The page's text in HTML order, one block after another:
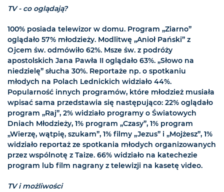
TV - co oglądają?
100% posiada telewizor w domu. Program „Ziarno”
oglądało 57% młodzieży. Modlitwę „Anioł Pański” z
Ojcem św. odmówiło 62%. Msze św. z podróży
apostolskich Jana Pawła II oglądało 63%. „Słowo na
niedzielę” słucha 30%. Reportaże np. o spotkaniu
młodych na Polach Lednickich widziało 44%.
Popularność innych programów, które młodzież musiała
wpisać sama przedstawia się następująco: 22% oglądało
program „Raj”, 2% widziało programy o Światowych
Dniach Młodzieży, 1% program „Czasy”, 1% program
„Wierzę, wątpię, szukam”, 1% filmy „Jezus” i „Mojżesz”, 1%
widziało reportaż ze spotkania młodych organizowanych
przez wspólnotę z Taize. 66% widziało na katechezie
program lub film nagrany z telewizji na kasetę video.
TV i możliwości